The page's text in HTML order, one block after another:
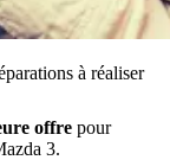
à réaliser
offre pour
3.